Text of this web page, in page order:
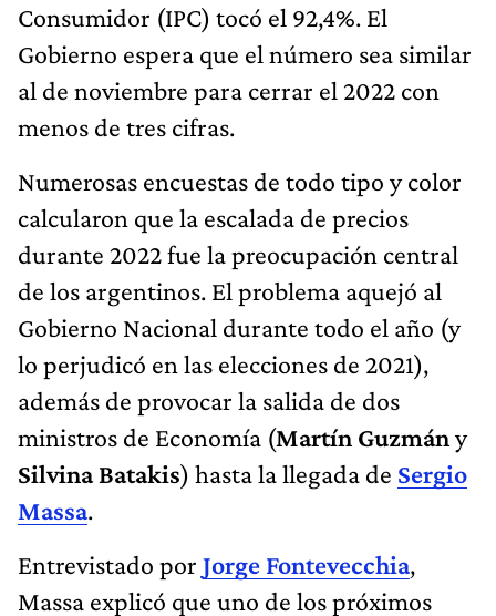
Consumidor (IPC) tocó el 92,4%. El
Gobierno espera que el número sea similar
al de noviembre para cerrar el 2022 con
menos de tres cifras.
Numerosas encuestas de todo tipo y color
calcularon que la escalada de precios
durante 2022 fue la preocupación central
de los argentinos. El problema aquejó al
Gobierno Nacional durante todo el año (y
lo perjudicó en las elecciones de 2021),
además de provocar la salida de dos
ministros de Economía (Martín Guzmány
Silvina Batakis) hasta la llegada de Sergio
Massa.
Entrevistado por Jorge Fontevecchia,
Massa explicó que uno de los próximos